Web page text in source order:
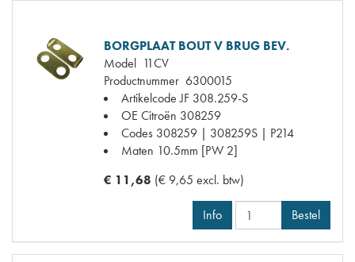
BORGPLAAT BOUT V BRUG BEV.
Model 11CV
Productnummer 6300015
Artikelcode JF 308.259-S
OE Citroën 308259
Codes 308259 | 308259S | P214
Maten 10.5mm [PW 2]
€ 11,68 (€ 9,65 excl. btw)
Info Bestel